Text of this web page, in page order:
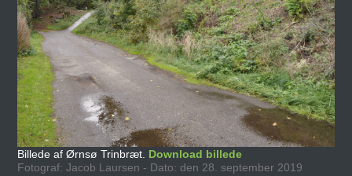
Billede af Ørnsø Trinbræt. Download billede
Fotograf: Jacob Laursen - Dato: den 28. september 2019